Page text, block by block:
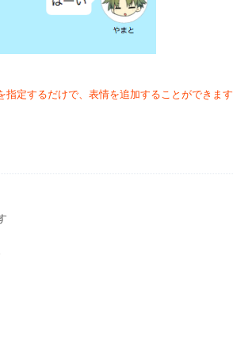
定するだけで、表情を追加することができます